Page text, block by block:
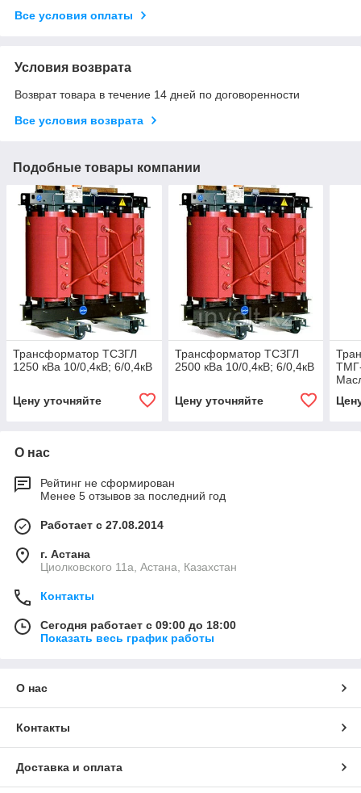
Все условия оплаты
Условия возврата
Возврат товара в течение 14 дней по договоренности
Все условия возврата
Подобные товары компании
Трансформатор ТСЗГЛ
1250 кВа 10/0,4кВ; 6/0,4кВ
Цену уточняйте
Трансформатор ТСЗГЛ
2500 кВа 10/0,4кВ; 6/0,4кВ
Цену уточняйте
О нас
Рейтинг не сформирован
Менее 5 отзывов за последний год
Работает с 27.08.2014
г. Астана
Циолковского 11а, Астана, Казахстан
Контакты
Сегодня работает с 09:00 до 18:00
Показать весь график работы
О нас
Контакты
Доставка и оплата